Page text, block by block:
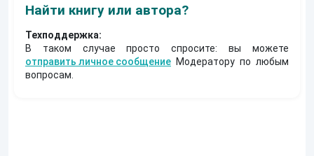
Найти книгу или автора?
Техподдержка:
В таком случае просто спросите: вы можете
отправить личное сообщение Модератору по любым
вопросам.